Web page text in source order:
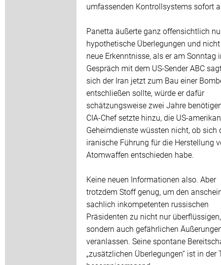
umfassenden Kontrollsystems sofort
Panetta äußerte ganz offensichtlich
hypothetische Überlegungen und
neue Erkenntnisse, als er am Sonntag
Gespräch mit dem US-Sender ABC
sich der Iran jetzt zum Bau einer
entschließen sollte, würde er dafür
schätzungsweise zwei Jahre
CIA-Chef setzte hinzu, die US-
Geheimdienste wüssten nicht, ob sich
iranische Führung für die Herstellung
Atomwaffen entschieden habe.
Keine neuen Informationen also. Aber
trotzdem Stoff genug, um den
sachlich inkompetenten russischen
Präsidenten zu nicht nur überflüssigen,
sondern auch gefährlichen
veranlassen. Seine spontane
„zusätzlichen Überlegungen“ ist in der